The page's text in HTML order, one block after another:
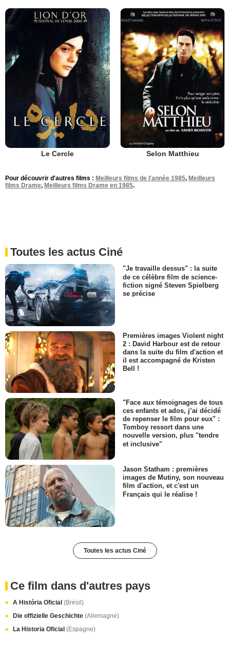
Le Cercle Selon Matthieu
Pour découvrir d'autres films : Meilleurs films de l'année 1985, Meilleurs
films Drame, Meilleurs films Drame en 1985.
Toutes les actus Ciné
"Je travaille dessus" : la suite
de ce célèbre film de science-
fiction signé Steven Spielberg
se précise
Premières images Violent night
2 : David Harbour est de retour
dans la suite du film d'action et
il est accompagné de Kristen
Bell !
"Face aux témoignages de tous
ces enfants et ados, j’ai décidé
de repenser le film pour eux" :
Tomboy ressort dans une
nouvelle version, plus "tendre
et inclusive"
Jason Statham : premières
images de Mutiny, son nouveau
film d'action, et c'est un
Français qui le réalise !
Toutes les actus Ciné
Ce film dans d'autres pays
A História Oficial (Brésil)
Die offizielle Geschichte (Allemagne)
La Historia Oficial (Espagne)